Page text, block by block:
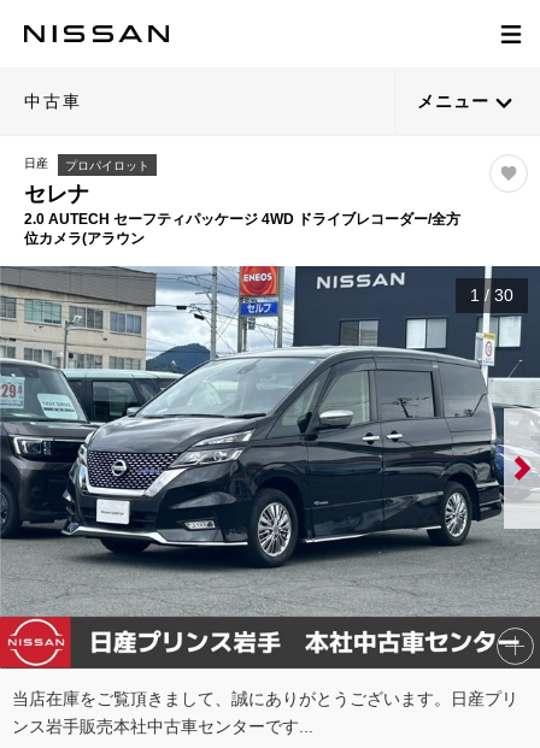
中古車 メニュー
日産 プロパイロット
セレナ
2.0 AUTECH セーフティパッケージ 4WD ドライブレコーダー/全方
位カメラ(アラウン
1 / 30
当店在庫をご覧頂きまして、誠にありがとうございます。日産プリ
ンス岩手販売本社中古車センターです...